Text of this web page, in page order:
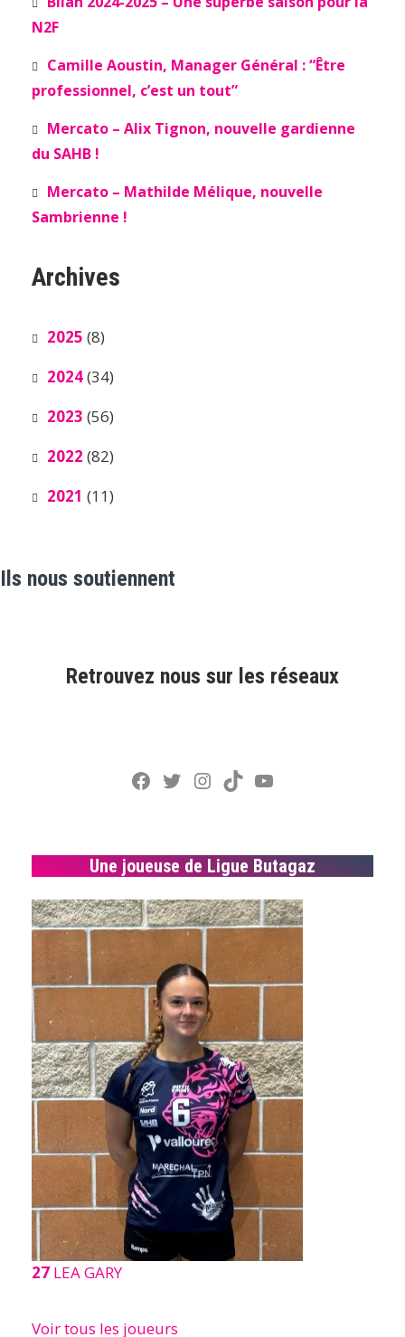
N2F
Camille Aoustin, Manager Général : “Être
professionnel, c’est un tout”
Mercato – Alix Tignon, nouvelle gardienne
du SAHB !
Mercato – Mathilde Mélique, nouvelle
Sambrienne !
Archives
2025 (8)
2024(34)
2023 (56)
2022 (82)
2021 (11)
Ils nous soutiennent
Retrouvez nous sur les réseaux
Facebook
Twitter
Instagram
TikTokYouTube
Une joueuse de Ligue Butagaz
27 LEA GARY
Voir tous les joueurs